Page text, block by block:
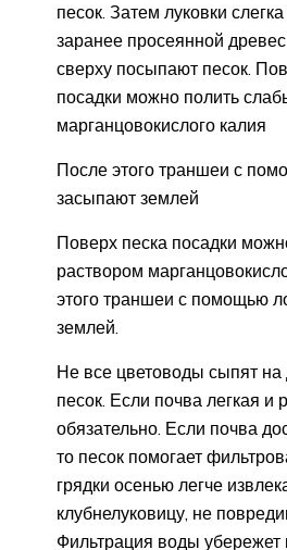
песок. Затем луковки
заранее просеянной
сверху посыпают песок.
посадки можно полить
марганцовокислого калия
После этого траншеи с
засыпают землей
Поверх песка посадки
раствором
этого траншеи с помощью
землей.
Не все цветоводы сыпят
песок. Если почва легкая и
обязательно. Если почва
то песок помогает
грядки осенью легче
клубнелуковицу, не
Фильтрация воды убережет